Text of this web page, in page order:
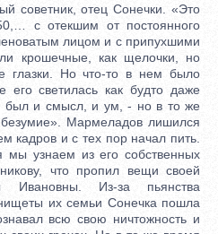
советник, отец Сонечки. «Это
с отекшим от постоянного
лицом и с припухшими
крошечные, как щелочки, но
глазки. Но что-то в нем было
его светилась как будто даже
был и смысл, и ум, - но в то же
Мармеладов лишился
кадров и с тех пор начал пить.
мы узнаем из его собственных
что пропил вещи своей
Ивановны. Из-за пьянства
их семьи Сонечка пошла
всю свою ничтожность и